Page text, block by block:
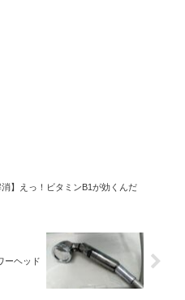
消】えっ！ビタミンB1が効くんだ
ーヘッド